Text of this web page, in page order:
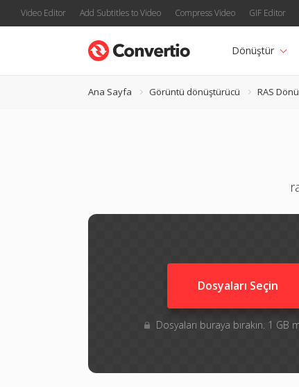
Video Editor Add Subtitles to Video Compress Video GIF Editor
Dönüştür
Ana Sayfa Görüntü dönüştürücü RAS
Dosyaları Seçin
Dosyaları buraya bırakın. 1